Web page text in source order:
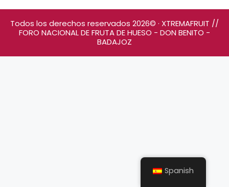
Todos los derechos reservados 2026© · XTREMAFRUIT //
FORO NACIONAL DE FRUTA DE HUESO - DON BENITO -
BADAJOZ
Spanish